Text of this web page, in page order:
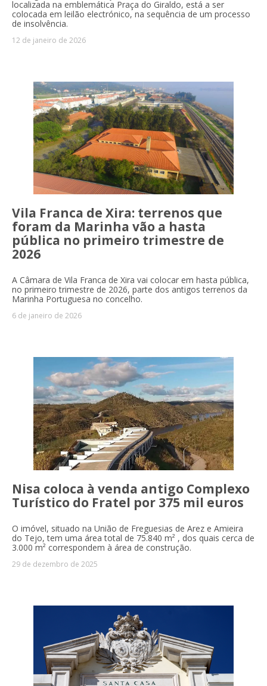
localizada na emblemática Praça do Giraldo, está a ser
colocada em leilão electrónico, na sequência de um processo
de insolvência.
12 de janeiro de 2026
Vila Franca de Xira: terrenos que
foram da Marinha vão a hasta
pública no primeiro trimestre de
2026
A Câmara de Vila Franca de Xira vai colocar em hasta pública,
no primeiro trimestre de 2026, parte dos antigos terrenos da
Marinha Portuguesa no concelho.
6 de janeiro de 2026
Nisa coloca à venda antigo Complexo
Turístico do Fratel por 375 mil euros
O imóvel, situado na União de Freguesias de Arez e Amieira
do Tejo, tem uma área total de 75.840 m² , dos quais cerca de
3.000 m² correspondem à área de construção.
29 de dezembro de 2025